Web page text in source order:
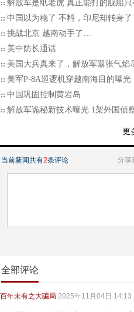
解放军是纸老虎 真正能打的舰船只
中国以为稳了 不料，印尼却转身了
挑战北京 越南动手了…
美中防长通话
美国大兵真来了，解放军嚣张气焰
美军P-8A巡逻机穿越南海目的曝光
中国巩固控制黄岩岛
解放军诡秘新技术曝光 1架外国侦
当前新闻共有2条评论 分享
全部评论
百年未有之大骗局 2025年11月04日 14:13